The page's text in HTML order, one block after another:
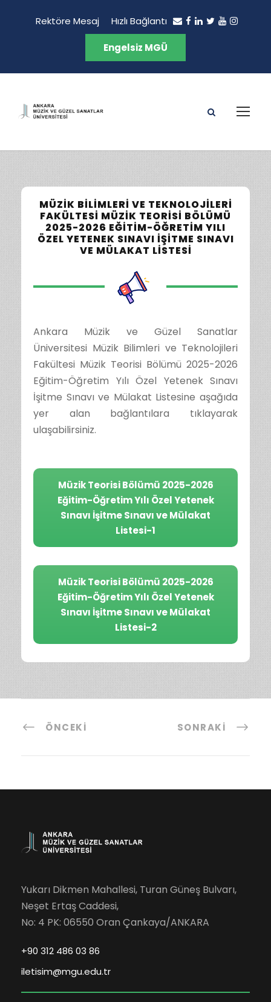
Rektöre Mesaj Hızlı Bağlantı
Engelsiz MGÜ
MÜZIK BILIMLERI VE TEKNOLOJILERI
FAKÜLTESI MÜZIK TEORISI BÖLÜMÜ
2025-2026 EĞITIM-ÖĞRETIM YILI
ÖZEL YETENEK SINAVI İŞITME SINAVI
VE MÜLAKAT LISTESI
Ankara Müzik ve Güzel Sanatlar
Üniversitesi Müzik Bilimleri ve Teknolojileri
Fakültesi Müzik Teorisi Bölümü 2025-2026
Eğitim-Öğretim Yılı Özel Yetenek Sınavı
İşitme Sınavı ve Mülakat Listesine aşağıda
yer alan bağlantılara tıklayarak
ulaşabilirsiniz.
Müzik Teorisi Bölümü 2025-2026
Eğitim-Öğretim Yılı Özel Yetenek
Sınavı İşitme Sınavı ve Mülakat
Listesi-1
Müzik Teorisi Bölümü 2025-2026
Eğitim-Öğretim Yılı Özel Yetenek
Sınavı İşitme Sınavı ve Mülakat
Listesi-2
ÖNCEKI SONRAKI
Yukarı Dikmen Mahallesi, Turan Güneş Bulvarı,
Neşet Ertaş Caddesi,
No: 4 PK: 06550 Oran Çankaya/ANKARA
+90 312 486 03 86
iletisim@mgu.edu.tr